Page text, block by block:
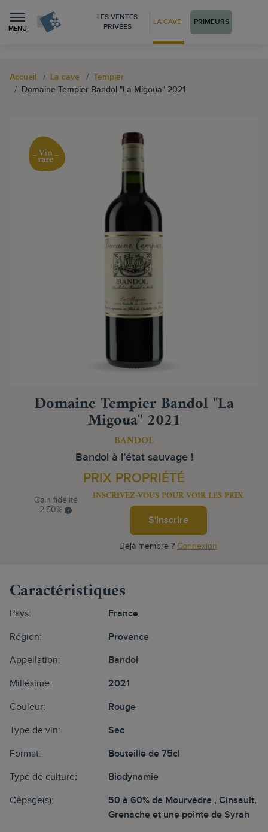
MENU
LES VENTES
PRIVÉES
LA CAVE PRIMEURS
Accueil La cave
Tempier
Domaine Tempier Bandol "La Migoua" 2021
Domaine Tempier Bandol "La
Migoua" 2021
BANDOL
Bandol à l’état sauvage !
PRIX PROPRIÉTÉ
Gain fidélité
2.50%
INSCRIVEZ-VOUS POUR VOIR LES PRIX
S'inscrire
Déjà membre ? Connexion
Caractéristiques
Pays: France
Région: Provence
Appellation: Bandol
Millésime: 2021
Couleur: Rouge
Type de vin: Sec
Format: Bouteille de 75cl
Type de culture: Biodynamie
Cépage(s):
50 à 60% de Mourvèdre , Cinsault,
Grenache et une pointe de Syrah